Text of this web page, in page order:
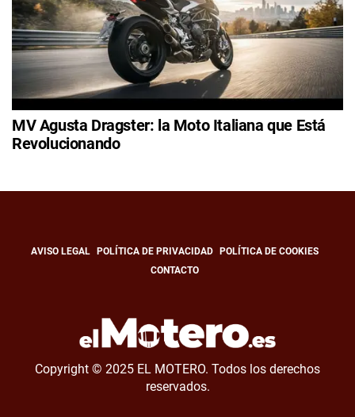
MV Agusta Dragster: la Moto Italiana que Está
Revolucionando
AVISO LEGAL POLÍTICA DE PRIVACIDAD
POLÍTICA DE COOKIES
CONTACTO
Copyright © 2025 EL MOTERO. Todos los derechos
reservados.